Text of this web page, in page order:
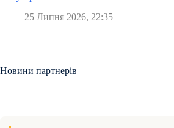
25 Липня 2026, 22:35
Новини партнерів